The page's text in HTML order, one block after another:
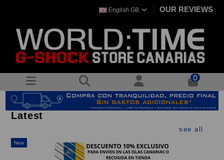
English GB OUR REVIEWS
0
Latest
see all
New